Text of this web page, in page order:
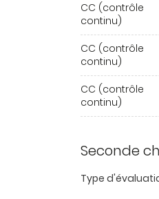
CC (contrôle
continu)
CC (contrôle
continu)
CC (contrôle
continu)
Seconde
Type